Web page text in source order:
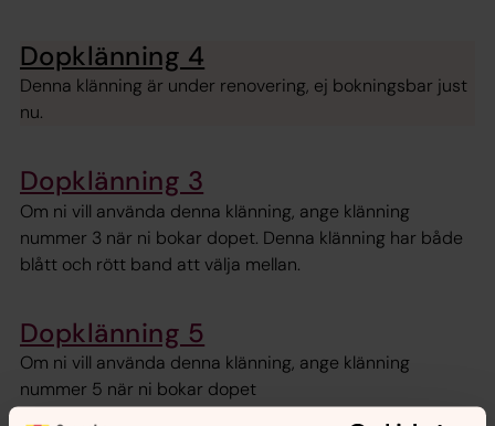
Dopklänning 4
Denna klänning är under renovering, ej bokningsbar just
nu.
Dopklänning 3
Om ni vill använda denna klänning, ange klänning
nummer 3 när ni bokar dopet. Denna klänning har både
blått och rött band att välja mellan.
Dopklänning 5
Om ni vill använda denna klänning, ange klänning
nummer 5 när ni bokar dopet